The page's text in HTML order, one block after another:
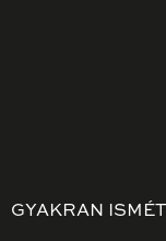
GYAKRAN